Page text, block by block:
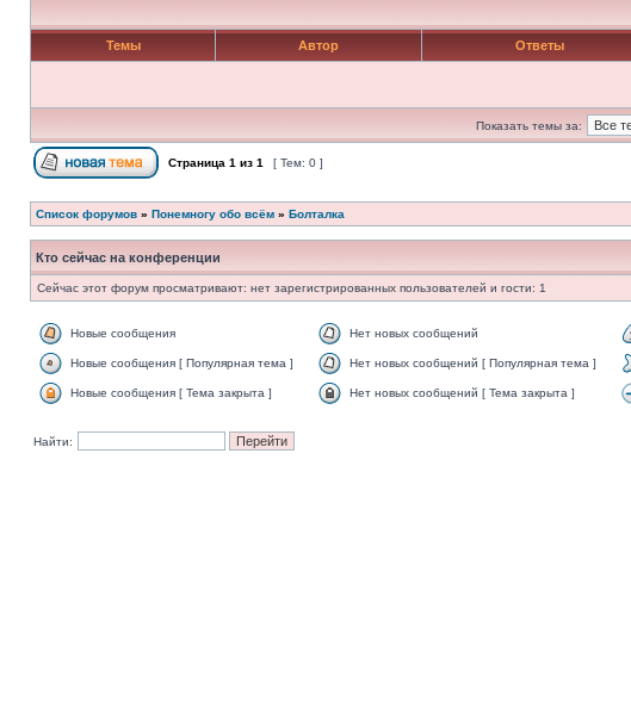
Темы Автор Ответы
Показать темы за:
Страница 1 из 1 [ Тем: 0 ]
Список форумов » Понемногу обо всём » Болталка
Кто сейчас на конференции
Сейчас этот форум просматривают: нет зарегистрированных пользователей и гости: 1
Новые сообщения Нет новых сообщений
Новые сообщения [ Популярная тема ] Нет новых сообщений [ Популярная тема ]
Новые сообщения [ Тема закрыта ] Нет новых сообщений [ Тема закрыта ]
Найти: